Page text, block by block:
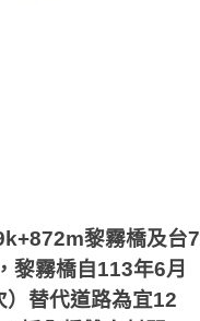
黎霧橋及台7
黎霧橋自113年6月
）替代道路為宜12